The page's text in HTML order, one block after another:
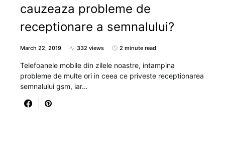
cauzeaza probleme de
receptionare a semnalului?
March 22, 2019 332 views 2 minute read
Telefoanele mobile din zilele noastre, intampina
probleme de multe ori in ceea ce priveste receptionarea
semnalului gsm, iar…